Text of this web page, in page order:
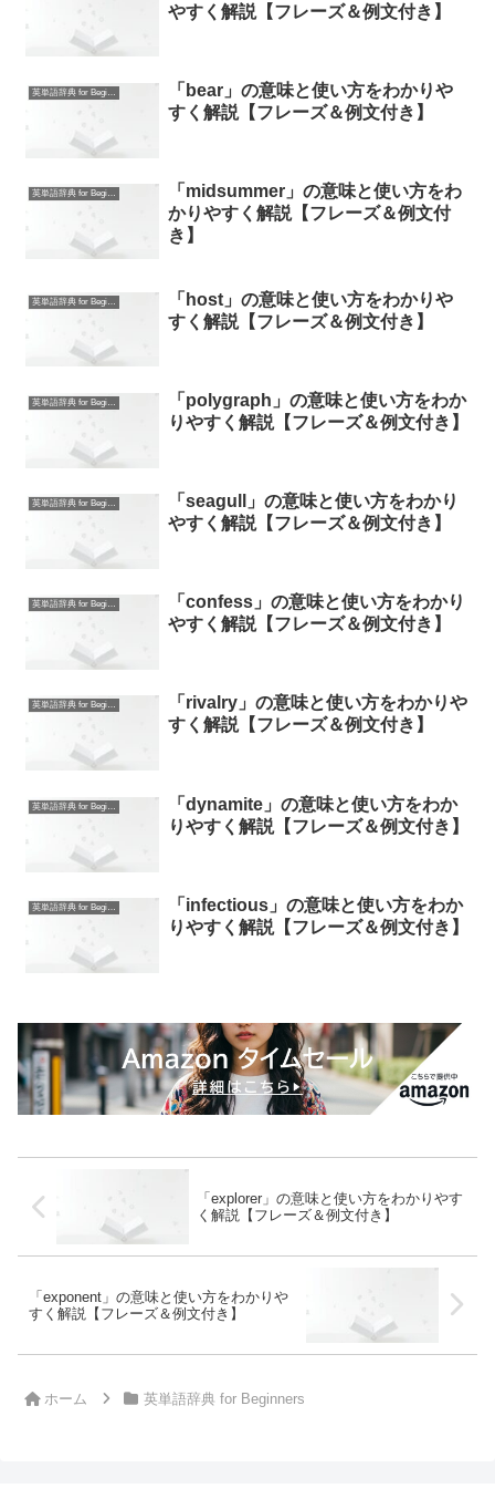
やすく解説【フレーズ＆例文付き】
英単語辞典 for Beginners
「bear」の意味と使い方をわかりや
すく解説【フレーズ＆例文付き】
英単語辞典 for Beginners
「midsummer」の意味と使い方をわ
かりやすく解説【フレーズ＆例文付
き】
英単語辞典 for Beginners
「host」の意味と使い方をわかりや
すく解説【フレーズ＆例文付き】
英単語辞典 for Beginners
「polygraph」の意味と使い方をわか
りやすく解説【フレーズ＆例文付き】
英単語辞典 for Beginners
「seagull」の意味と使い方をわかり
やすく解説【フレーズ＆例文付き】
英単語辞典 for Beginners
「confess」の意味と使い方をわかり
やすく解説【フレーズ＆例文付き】
英単語辞典 for Beginners
「rivalry」の意味と使い方をわかりや
すく解説【フレーズ＆例文付き】
英単語辞典 for Beginners
「dynamite」の意味と使い方をわか
りやすく解説【フレーズ＆例文付き】
英単語辞典 for Beginners
「infectious」の意味と使い方をわか
りやすく解説【フレーズ＆例文付き】
「explorer」の意味と使い方をわかりやす
く解説【フレーズ＆例文付き】
「exponent」の意味と使い方をわかりや
すく解説【フレーズ＆例文付き】
ホーム 英単語辞典 for Beginners